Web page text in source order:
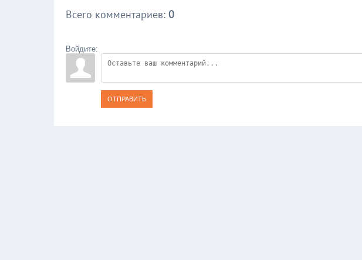
Всего комментариев: 0
Войдите:
ОТПРАВИТЬ